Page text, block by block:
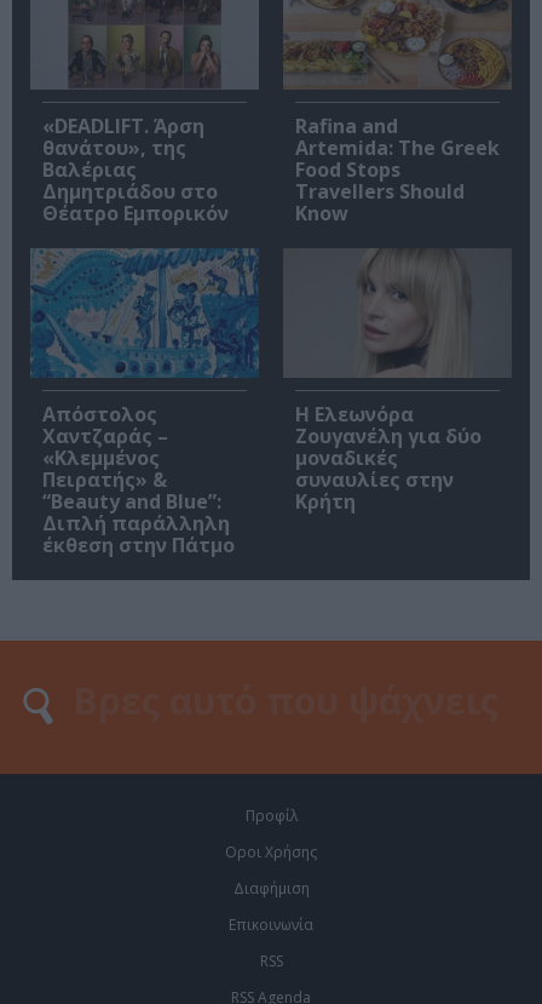
«DEADLIFT. Άρση
θανάτου», της
Βαλέριας
Δημητριάδου στο
Θέατρο Εμπορικόν
Rafina and
Artemida: The Greek
Food Stops
Travellers Should
Know
Απόστολος
Χαντζαράς –
«Κλεμμένος
Πειρατής» &
“Beauty and Blue”:
Διπλή παράλληλη
έκθεση στην Πάτμο
Η Ελεωνόρα
Ζουγανέλη για δύο
μοναδικές
συναυλίες στην
Κρήτη
Προφίλ
Οροι Χρήσης
Διαφήμιση
Επικοινωνία
RSS
RSS Agenda